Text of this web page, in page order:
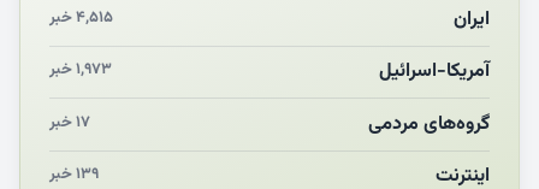
مکن ای صبح طلوع
چرایی «استقبال از آقای ایران»
ایران ۴,۵۱۵ خبر
آمریکا-اسرائیل ۱,۹۷۳ خبر
گروه‌های مردمی ۱۷ خبر
اینترنت ۱۳۹ خبر